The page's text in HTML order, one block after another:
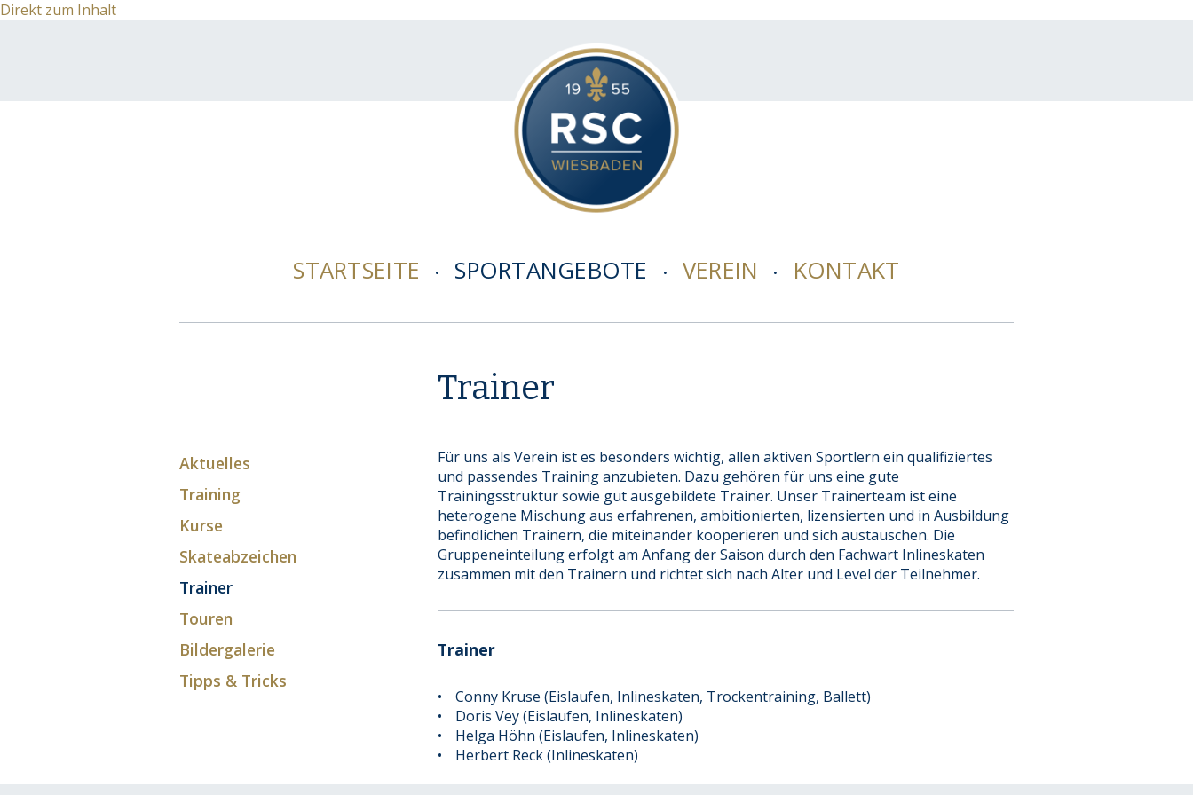
Direkt zum Inhalt
STARTSEITE SPORTANGEBOTE VEREIN KONTAKT
Aktuelles
Training
Kurse
Skateabzeichen
Trainer
Touren
Bildergalerie
Tipps & Tricks
Trainer
Für uns als Verein ist es besonders wichtig, allen aktiven Sportlern ein qualifiziertes
und passendes Training anzubieten. Dazu gehören für uns eine gute
Trainingsstruktur sowie gut ausgebildete Trainer. Unser Trainerteam ist eine
heterogene Mischung aus erfahrenen, ambitionierten, lizensierten und in Ausbildung
befindlichen Trainern, die miteinander kooperieren und sich austauschen. Die
Gruppeneinteilung erfolgt am Anfang der Saison durch den Fachwart Inlineskaten
zusammen mit den Trainern und richtet sich nach Alter und Level der Teilnehmer.
Trainer
Conny Kruse (Eislaufen, Inlineskaten, Trockentraining, Ballett)
Doris Vey (Eislaufen, Inlineskaten)
Helga Höhn (Eislaufen, Inlineskaten)
Herbert Reck (Inlineskaten)